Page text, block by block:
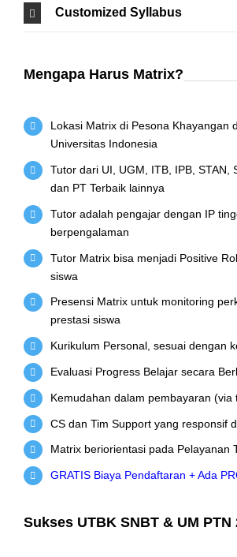
Customized Syllabus
Mengapa Harus Matrix?
Lokasi Matrix di Pesona Khayangan
Universitas Indonesia
Tutor dari UI, UGM, ITB, IPB, STAN,
dan PT Terbaik lainnya
Tutor adalah pengajar dengan IP
berpengalaman
Tutor Matrix bisa menjadi Positive
siswa
Presensi Matrix untuk monitoring
prestasi siswa
Kurikulum Personal, sesuai dengan
Evaluasi Progress Belajar secara
Kemudahan dalam pembayaran (via
CS dan Tim Support yang responsif
Matrix beriorientasi pada Pelayanan
GRATIS Biaya Pendaftaran + Ada
Sukses UTBK SNBT & UM PTN